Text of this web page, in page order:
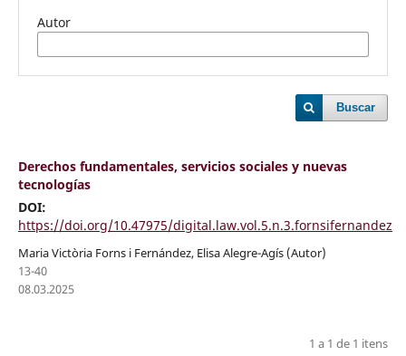
Autor
Buscar
Derechos fundamentales, servicios sociales y nuevas
tecnologías
DOI:
https://doi.org/10.47975/digital.law.vol.5.n.3.fornsifernandez
Maria Victòria Forns i Fernández, Elisa Alegre-Agís (Autor)
13-40
08.03.2025
1 a 1 de 1 itens